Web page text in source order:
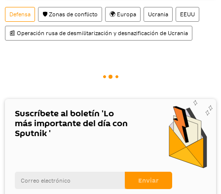
Defensa 🛡️ Zonas de conflicto 🌍 Europa Ucrania EEUU
📰 Operación rusa de desmilitarización y desnazificación de Ucrania
Suscríbete al boletín 'Lo
más importante del día con
Sputnik '